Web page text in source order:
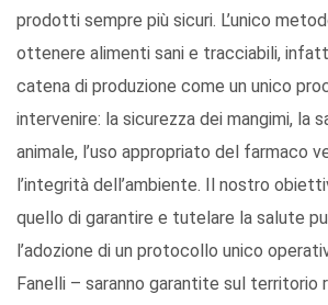
prodotti sempre più sicuri. L’unico
ottenere alimenti sani e tracciabili,
catena di produzione come un unico
intervenire: la sicurezza dei mangimi, la
animale, l’uso appropriato del farmaco
l’integrità dell’ambiente. Il nostro
quello di garantire e tutelare la salute
l’adozione di un protocollo unico
Fanelli – saranno garantite sul territorio